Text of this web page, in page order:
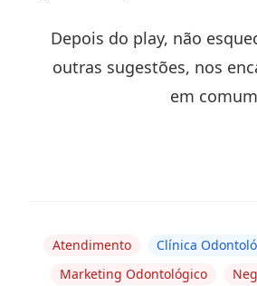
Depois do play, não
outras sugestões, nos
em
Atendimento Clínica
Marketing Odontológico